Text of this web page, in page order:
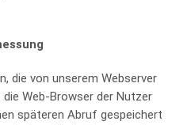
die von unserem Webserver
Web-Browser der Nutzer
späteren Abruf gespeichert